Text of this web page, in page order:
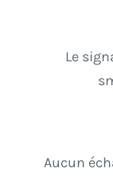
Le
Aucun